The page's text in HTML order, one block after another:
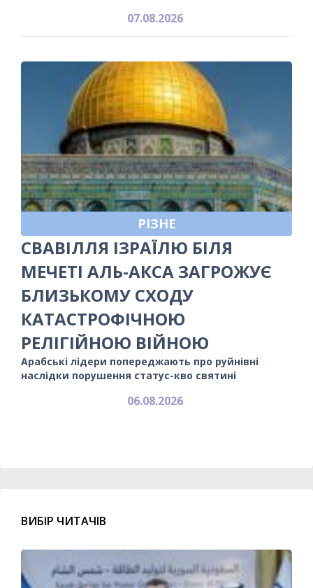
07.08.2026
РІЗНЕ
СВАВІЛЛЯ ІЗРАЇЛЮ БІЛЯ
МЕЧЕТІ АЛЬ-АКСА ЗАГРОЖУЄ
БЛИЗЬКОМУ СХОДУ
КАТАСТРОФІЧНОЮ
РЕЛІГІЙНОЮ ВІЙНОЮ
Арабські лідери попереджають про руйнівні
наслідки порушення статус-кво святині
06.08.2026
ВИБІР ЧИТАЧІВ